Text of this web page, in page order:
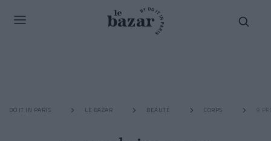
DO IT IN PARIS LE BAZAR BEAUTÉ CORPS